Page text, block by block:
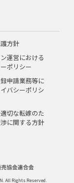
方針
運営における
ポリシー
申請業務等に
バシーポリシ
切な転嫁のた
に関する方針
All Rights Reserved.